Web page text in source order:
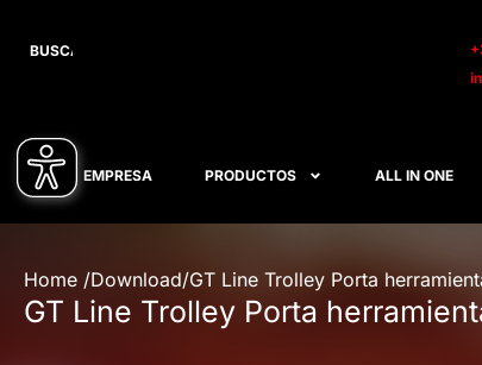
EMPRESA PRODUCTOS ALL IN ONE
Home /Download/GT Line Trolley Porta
GT Line Trolley Porta